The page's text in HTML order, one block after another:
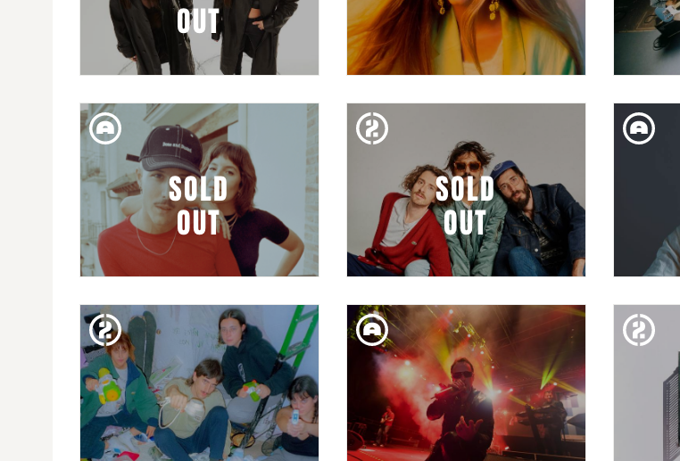
OUT
GUITAR BCN: MARLENA
GUITAR BCN: MERCEDES
CAÑAS
SOLD
OUT
ISEO & DODOSOUND
SOLD
OUT
CRUÏLLA HIVERN: SEXY
ZEBRAS